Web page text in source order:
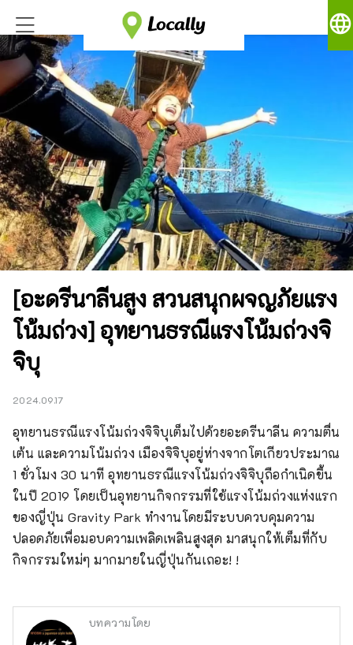
language
[อะดรีนาลีนสูง สวนสนุกผจญภัยแรง
โน้มถ่วง] อุทยานธรณีแรงโน้มถ่วงจิ
จิบุ
2024.09.17
อุทยานธรณีแรงโน้มถ่วงจิจิบุเต็มไปด้วยอะดรีนาลีน ความตื่น
เต้น และความโน้มถ่วง เมืองจิจิบุอยู่ห่างจากโตเกียวประมาณ
1 ชั่วโมง 30 นาที อุทยานธรณีแรงโน้มถ่วงจิจิบุถือกำเนิดขึ้น
ในปี 2019 โดยเป็นอุทยานกิจกรรมที่ใช้แรงโน้มถ่วงแห่งแรก
ของญี่ปุ่น Gravity Park ทำงานโดยมีระบบควบคุมความ
ปลอดภัยเพื่อมอบความเพลิดเพลินสูงสุด มาสนุกให้เต็มที่กับ
กิจกรรมใหม่ๆ มากมายในญี่ปุ่นกันเถอะ! !
บทความโดย